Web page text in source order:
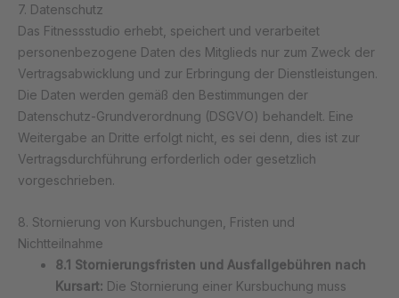
7. Datenschutz
Das Fitnessstudio erhebt, speichert und verarbeitet
personenbezogene Daten des Mitglieds nur zum Zweck der
Vertragsabwicklung und zur Erbringung der Dienstleistungen.
Die Daten werden gemäß den Bestimmungen der
Datenschutz-Grundverordnung (DSGVO) behandelt. Eine
Weitergabe an Dritte erfolgt nicht, es sei denn, dies ist zur
Vertragsdurchführung erforderlich oder gesetzlich
vorgeschrieben.
8. Stornierung von Kursbuchungen, Fristen und
Nichtteilnahme
8.1 Stornierungsfristen und Ausfallgebühren nach
Kursart: Die Stornierung einer Kursbuchung muss